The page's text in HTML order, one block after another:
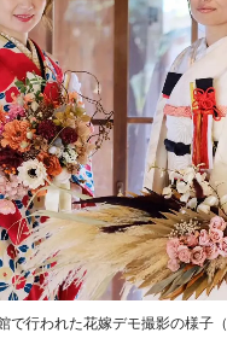
で行われた花嫁デモ撮影の様子